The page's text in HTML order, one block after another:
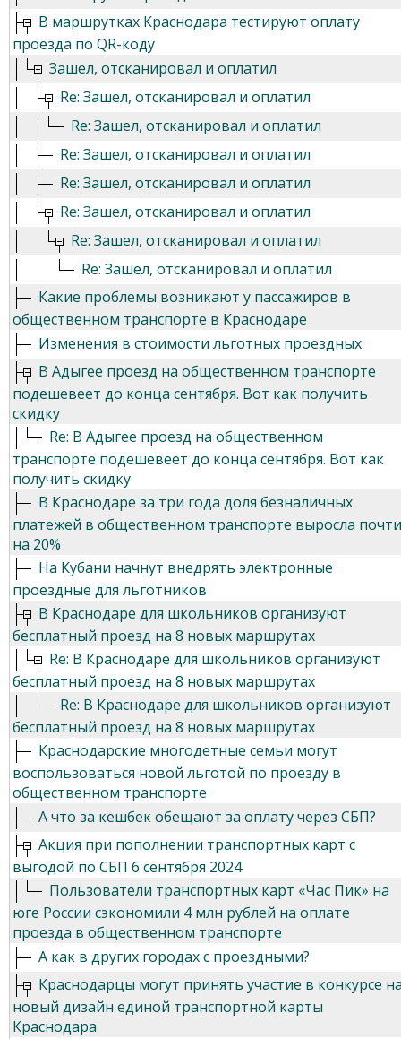
В маршрутках Краснодара тестируют оплату
проезда по QR-коду
Зашел, отсканировал и оплатил
Re: Зашел, отсканировал и оплатил
Re: Зашел, отсканировал и оплатил
Re: Зашел, отсканировал и оплатил
Re: Зашел, отсканировал и оплатил
Re: Зашел, отсканировал и оплатил
Re: Зашел, отсканировал и оплатил
Re: Зашел, отсканировал и оплатил
Какие проблемы возникают у пассажиров в
общественном транспорте в Краснодаре
Изменения в стоимости льготных проездных
В Адыгее проезд на общественном транспорте
подешевеет до конца сентября. Вот как получить
скидку
Re: В Адыгее проезд на общественном
транспорте подешевеет до конца сентября. Вот как
получить скидку
В Краснодаре за три года доля безналичных
платежей в общественном транспорте выросла почти
на 20%
На Кубани начнут внедрять электронные
проездные для льготников
В Краснодаре для школьников организуют
бесплатный проезд на 8 новых маршрутах
Re: В Краснодаре для школьников организуют
бесплатный проезд на 8 новых маршрутах
Re: В Краснодаре для школьников организуют
бесплатный проезд на 8 новых маршрутах
Краснодарские многодетные семьи могут
воспользоваться новой льготой по проезду в
общественном транспорте
А что за кешбек обещают за оплату через СБП?
Акция при пополнении транспортных карт с
выгодой по СБП 6 сентября 2024
Пользователи транспортных карт «Час Пик» на
юге России сэкономили 4 млн рублей на оплате
проезда в общественном транспорте
А как в других городах с проездными?
Краснодарцы могут принять участие в конкурсе
новый дизайн единой транспортной карты
Краснодара